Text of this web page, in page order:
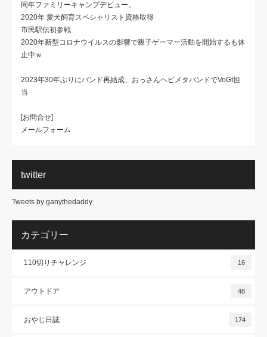
同年ファミリーキャンプデビュー。
2020年 愛犬飼育スペシャリスト資格取得
市民駅伝初参戦
2020年新型コロナウイルスの影響で親子ゲーマー活動を開始するも休
止中ｗ
2023年30年ぶりにバンド再結成、おっさんヘビメタバンドでVoGt担
当
[お問合せ]
メールフォーム
twitter
Tweets by ganythedaddy
カテゴリー
110切りチャレンジ 16
アウトドア 48
おやじ日誌 174